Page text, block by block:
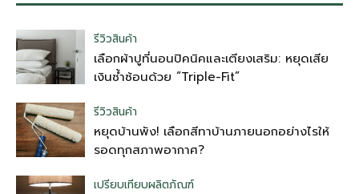
รีวิวสินค้า
เลือกผ้าปูที่นอนปิคนิคและเตียงเสริม: หยุดเสีย
เงินซ้ำซ้อนด้วย “Triple-Fit”
รีวิวสินค้า
หยุดบ้านพัง! เลือกสีทาบ้านภายนอกอย่างไรให้
รอดทุกสภาพอากาศ?
เปรียบเทียบผลิตภัณฑ์